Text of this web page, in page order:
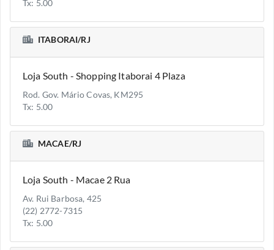
Tx: 5.00
ITABORAI/RJ
Loja South - Shopping Itaborai 4 Plaza
Rod. Gov. Mário Covas, KM295
Tx: 5.00
MACAE/RJ
Loja South - Macae 2 Rua
Av. Rui Barbosa, 425
(22) 2772-7315
Tx: 5.00